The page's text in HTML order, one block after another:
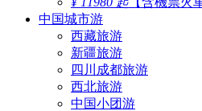
中国城市游
西藏旅游
新疆旅游
四川成都旅游
西北旅游
中国小团游